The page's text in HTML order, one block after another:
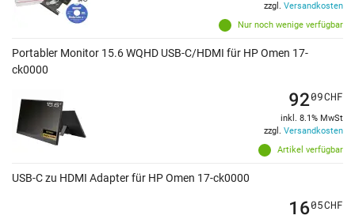
Nur noch wenige verfügbar
zzgl. Versandkosten
Portabler Monitor 15.6 WQHD USB-C/HDMI für HP Omen 17-
ck0000
Artikel verfügbar
9209CHF
inkl. 8.1% MwSt
zzgl. Versandkosten
USB-C zu HDMI Adapter für HP Omen 17-ck0000
1605CHF